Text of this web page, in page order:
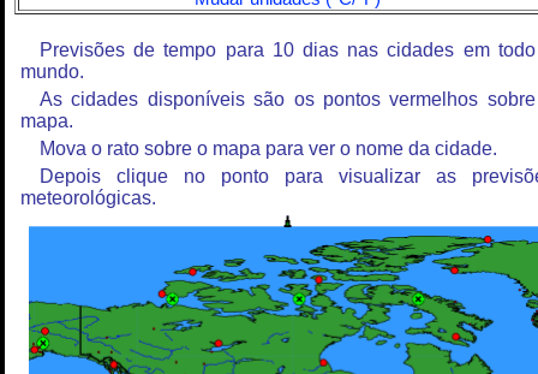
Previsões de tempo para 10 dias nas cidades em
mundo.
As cidades disponíveis são os pontos vermelhos
mapa.
Mova o rato sobre o mapa para ver o nome da cidade.
Depois clique no ponto para visualizar as
meteorológicas.